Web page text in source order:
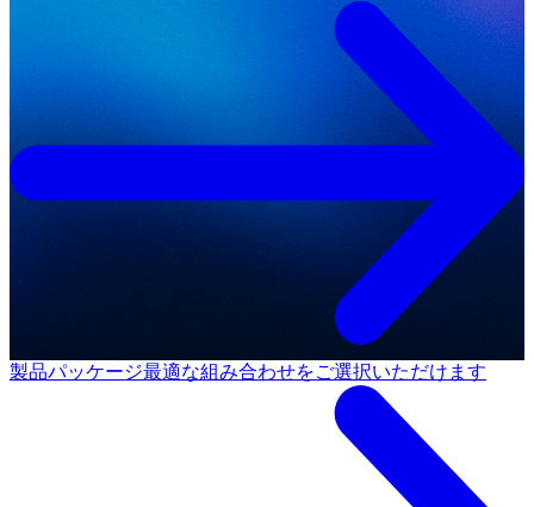
製品パッケージ最適な組み合わせをご選択いただけます